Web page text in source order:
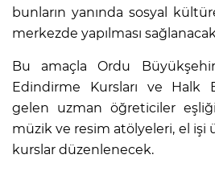
bunların yanında sosyal
merkezde yapılması
Bu amaçla Ordu
Edindirme Kursları ve Halk
gelen uzman öğreticiler
müzik ve resim atölyeleri, el işi
kurslar düzenlenecek.